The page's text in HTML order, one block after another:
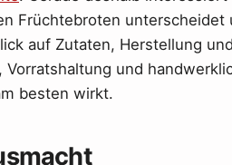
Früchtebroten unterscheidet
auf Zutaten, Herstellung
und
besten wirkt.